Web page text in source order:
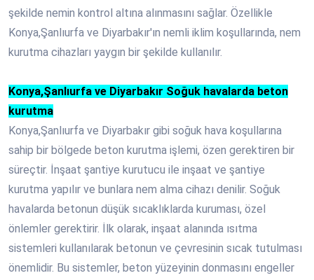
şekilde nemin kontrol altına alınmasını sağlar. Özellikle
Konya,Şanlıurfa ve Diyarbakır'ın nemli iklim koşullarında, nem
kurutma cihazları yaygın bir şekilde kullanılır.
Konya,Şanlıurfa ve Diyarbakır Soğuk havalarda beton
kurutma
Konya,Şanlıurfa ve Diyarbakır gibi soğuk hava koşullarına
sahip bir bölgede beton kurutma işlemi, özen gerektiren bir
süreçtir. İnşaat şantiye kurutucu ile inşaat ve şantiye
kurutma yapılır ve bunlara nem alma cihazı denilir. Soğuk
havalarda betonun düşük sıcaklıklarda kuruması, özel
önlemler gerektirir. İlk olarak, inşaat alanında ısıtma
sistemleri kullanılarak betonun ve çevresinin sıcak tutulması
önemlidir. Bu sistemler, beton yüzeyinin donmasını engeller